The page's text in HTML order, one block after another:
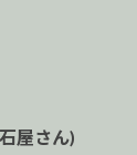
屋さん)